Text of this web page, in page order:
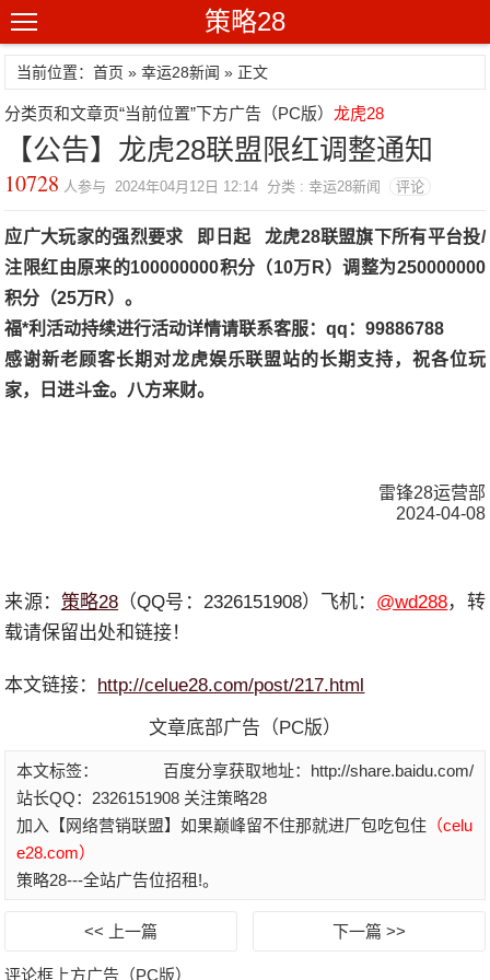
策略28
当前位置：首页 »幸运28新闻 » 正文
分类页和文章页“当前位置”下方广告（PC版）龙虎28
【公告】龙虎28联盟限红调整通知
10728 人参与 2024年04月12日 12:14 分类 : 幸运28新闻 评论
应广大玩家的强烈要求 即日起 龙虎28联盟旗下所有平台投/
注限红由原来的100000000积分（10万R）调整为250000000
积分（25万R）。
福*利活动持续进行活动详情请联系客服：qq：99886788
感谢新老顾客长期对龙虎娱乐联盟站的长期支持，祝各位玩
家，日进斗金。八方来财。
雷锋28运营部
2024-04-08
来源： 策略28 （QQ号：2326151908）飞机： @wd288，转
载请保留出处和链接！
本文链接： http://celue28.com/post/217.html
文章底部广告（PC版）
百度分享获取地址：http://share.baidu.com/
本文标签：
站长QQ：2326151908 关注策略28
加入【网络营销联盟】如果巅峰留不住那就进厂包吃包住 （celu
e28.com）
策略28---全站广告位招租!。
<< 上一篇 下一篇 >>
评论框上方广告（PC版）